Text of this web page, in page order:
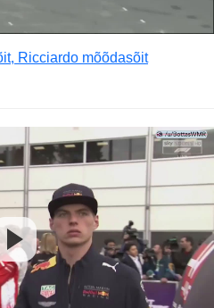
Ricciardo mõõdasõit